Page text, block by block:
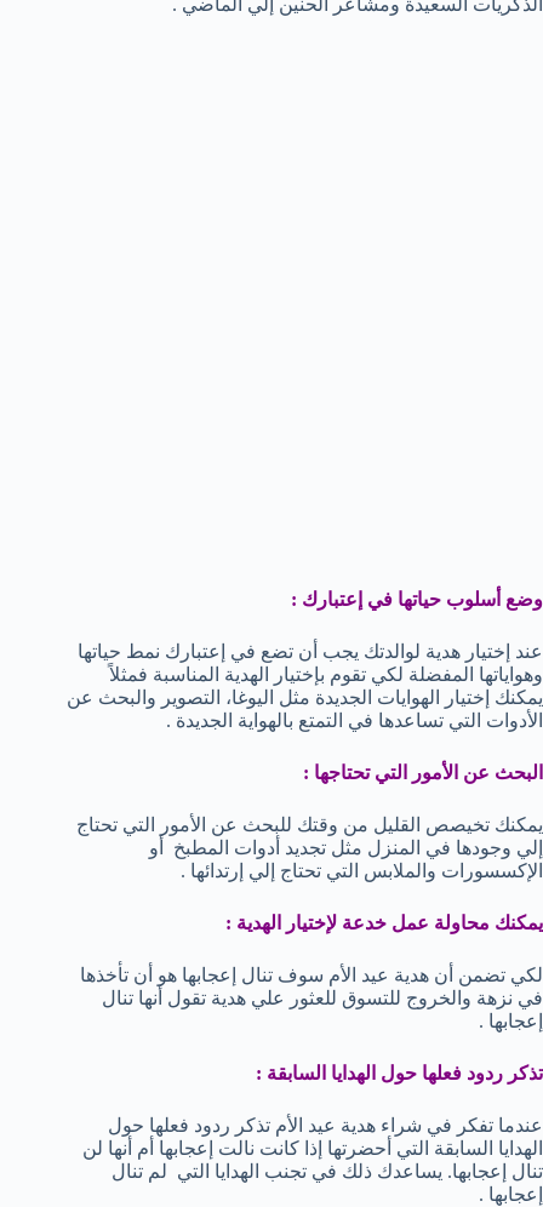
الذكريات السعيدة ومشاعر الحنين إلي الماضي .
وضع أسلوب حياتها في إعتبارك :
عند إختيار هدية لوالدتك يجب أن تضع في إعتبارك نمط حياتها
وهواياتها المفضلة لكي تقوم بإختيار الهدية المناسبة فمثلاً
يمكنك إختيار الهوايات الجديدة مثل اليوغا، التصوير والبحث عن
الأدوات التي تساعدها في التمتع بالهواية الجديدة .
البحث عن الأمور التي تحتاجها :
يمكنك تخيصص القليل من وقتك للبحث عن الأمور التي تحتاج
إلي وجودها في المنزل مثل تجديد أدوات المطبخ أو
الإكسسورات والملابس التي تحتاج إلي إرتدائها .
يمكنك محاولة عمل خدعة لإختيار الهدية :
لكي تضمن أن هدية عيد الأم سوف تنال إعجابها هو أن تأخذها
في نزهة والخروج للتسوق للعثور علي هدية تقول أنها تنال
إعجابها .
تذكر ردود فعلها حول الهدايا السابقة :
عندما تفكر في شراء هدية عيد الأم تذكر ردود فعلها حول
الهدايا السابقة التي أحضرتها إذا كانت نالت إعجابها أم أنها لن
تنال إعجابها. يساعدك ذلك في تجنب الهدايا التي لم تنال
إعجابها .